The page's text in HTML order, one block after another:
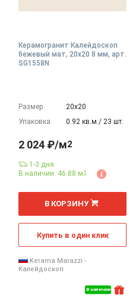
Керамогранит Калейдоскоп
бежевый мат, 20x20 8 мм, арт.
SG1558N
Размер
20х20
Упаковка
0.92 кв.м./ 23 шт.
В наличии
2 024 ₽/м2
1-3 дня
В наличии: 46.88 м2
м
В КОРЗИНУ
Купить в один клик
Kerama Marazzi -
Калейдоскоп